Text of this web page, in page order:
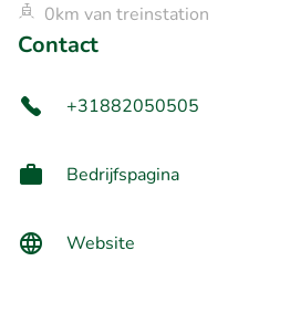
0km van treinstation
Contact
+31882050505
Bedrijfspagina
Website